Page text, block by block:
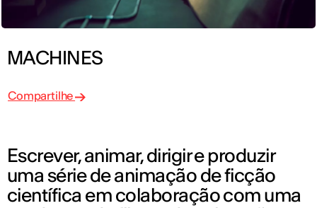
MACHINES
Compartilhe
Escrever, animar, dirigir e produzir
uma série de animação de ficção
científica em colaboração com uma